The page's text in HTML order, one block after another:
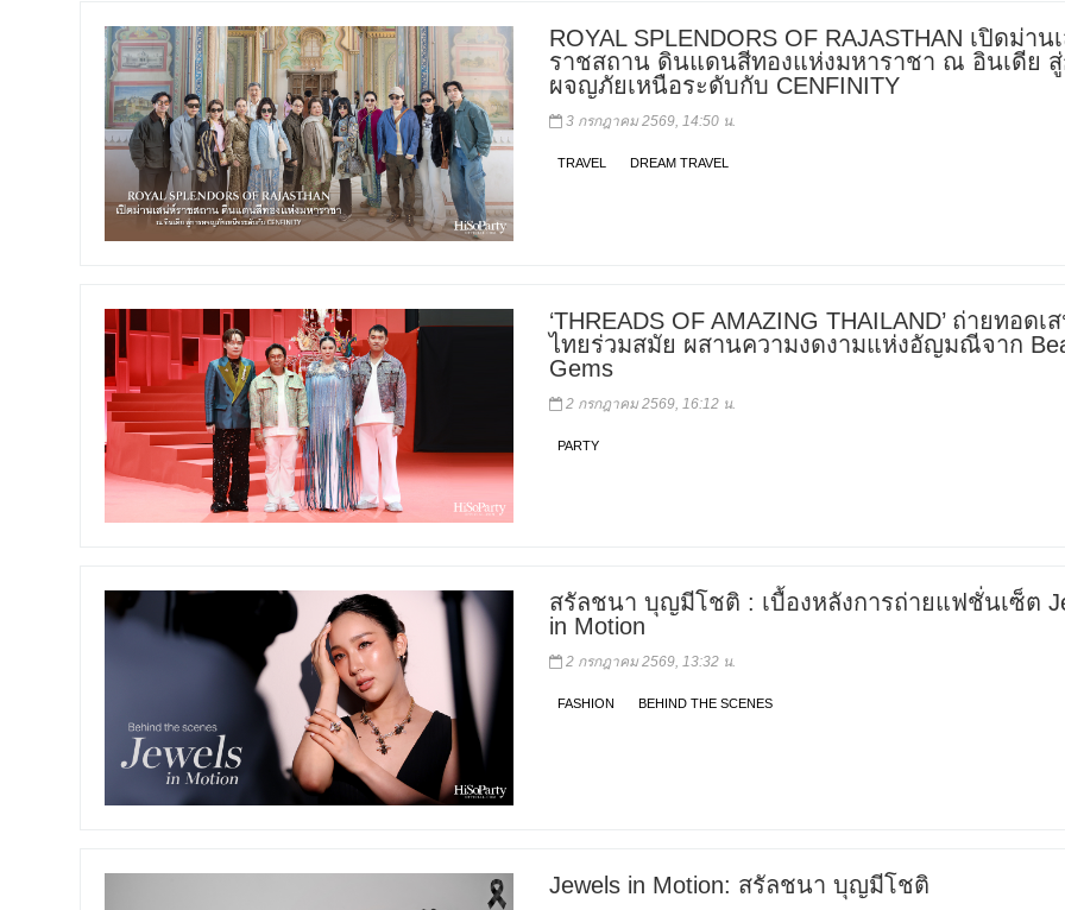
ROYAL SPLENDORS OF RAJASTHAN เปิดม่าน
ราชสถาน ดินแดนสีทองแห่งมหาราชา ณ อินเดีย สู่
ผจญภัยเหนือระดับกับ CENFINITY
3 กรกฎาคม 2569, 14:50 น.
TRAVEL DREAM TRAVEL
‘THREADS OF AMAZING THAILAND’ ถ่ายทอดเ
ไทยร่วมสมัย ผสานความงดงามแห่งอัญมณีจาก
Gems
2 กรกฎาคม 2569, 16:12 น.
PARTY
สรัลชนา บุญมีโชติ : เบื้องหลังการถ่ายแฟชั่นเซ็ต
in Motion
2 กรกฎาคม 2569, 13:32 น.
FASHION BEHIND THE SCENES
Jewels in Motion: สรัลชนา บุญมีโชติ